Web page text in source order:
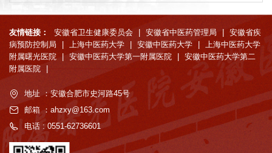
友情链接： 安徽省卫生健康委员会 | 安徽省中医药管理局 | 安徽省疾
病预防控制局
| 上海中医药大学 | 安徽中医药大学 |
上海中医药大学
附属曙光医院
| 安徽中医药大学第一附属医院 | 安徽中医药大学第二
附属医院
|
地址 ：安徽合肥市史河路45号
邮箱 ：ahzxy@163.com
电话 : 0551-62736601